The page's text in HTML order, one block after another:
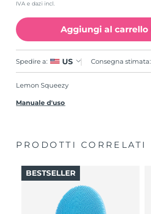
IVA e dazi incl.
Aggiungi al carrello
Spedire a: US Consegna stimata:
Lemon Squeezy
Manuale d'uso
PRODOTTI CORRELATI
BESTSELLER